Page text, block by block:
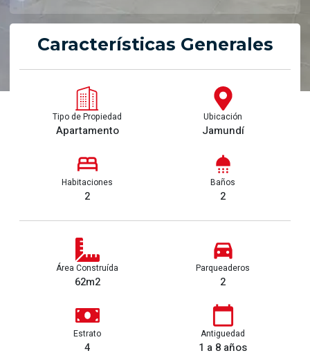
Características Generales
Tipo de Propiedad
Apartamento
Ubicación
Jamundí
Habitaciones
2
Baños
2
Área Construída
62m2
Parqueaderos
2
Estrato
4
Antiguedad
1 a 8 años